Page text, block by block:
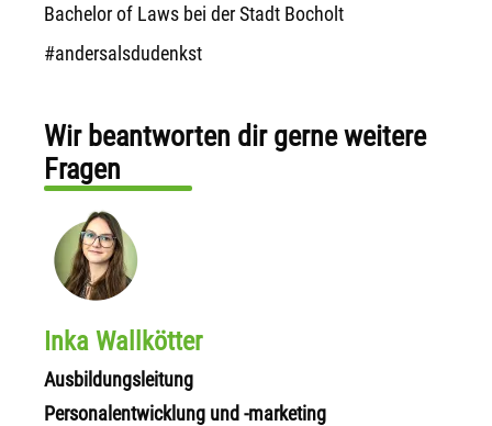
Bachelor of Laws bei der Stadt Bocholt
#andersalsdudenkst
Wir beantworten dir gerne weitere
Fragen
Inka Wallkötter
Ausbildungsleitung
Personalentwicklung und -marketing